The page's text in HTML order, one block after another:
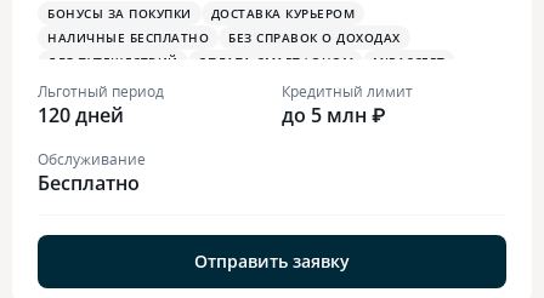
БОНУСЫ ЗА ПОКУПКИ
ДОСТАВКА КУРЬЕРОМ
НАЛИЧНЫЕ БЕСПЛАТНО
БЕЗ СПРАВОК О ДОХОДАХ
ДЛЯ ПУТЕШЕСТВИЙ
ОПЛАТА СМАРТФОНОМ MIRACCEPT
Льготный период
120 дней
Кредитный лимит
до 5 млн ₽
Обслуживание
Бесплатно
Отправить заявку